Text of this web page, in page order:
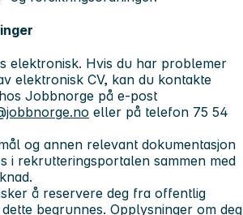
elektronisk. Hvis du har problemer
elektronisk CV, kan du kontakte
Jobbnorge på e-post
eller på telefon 75 54
og annen relevant dokumentasjon
i rekrutteringsportalen sammen med
å reservere deg fra offentlig
begrunnes. Opplysninger om deg